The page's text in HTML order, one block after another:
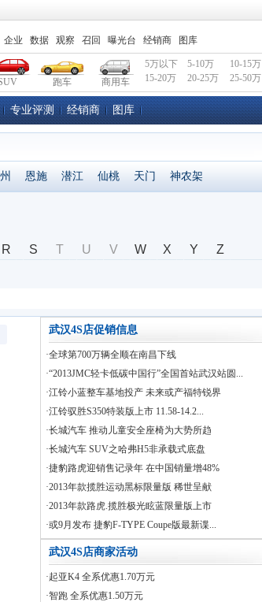
企业 数据 观察 召回 曝光台 经销商 图库
跑车 商用车
5万以下 5-10万
10-15万
15-20万
20-25万 25-50万
专业评测 经销商 图库
恩施 潜江 仙桃 天门 神农架
R S T U V W X Y Z
武汉4S店促销信息
·全球第700万辆全顺在南昌下线
·“2013JMC轻卡低碳中国行”全国首站武汉站圆...
·江铃小蓝整车基地投产 未来或产福特锐界
·江铃驭胜S350特装版上市 11.58-14.2...
·长城汽车 推动儿童安全座椅为大势所趋
·长城汽车 SUV之哈弗H5非承载式底盘
·捷豹路虎迎销售记录年 在中国销量增48%
·2013年款揽胜运动黑标限量版 稀世呈献
·2013年款路虎.揽胜极光眩蓝限量版上市
·或9月发布 捷豹F-TYPE Coupe版最新谍...
武汉4S店商家活动
·起亚K4 全系优惠1.70万元
·智跑 全系优惠1.50万元